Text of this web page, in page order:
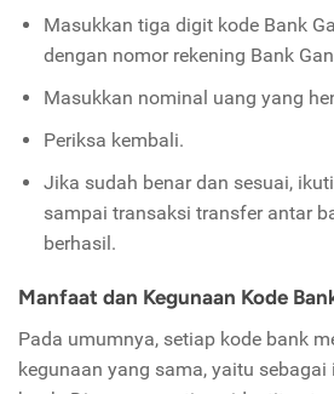
Masukkan tiga digit kode Bank
dengan nomor rekening Bank
Masukkan nominal uang yang
Periksa kembali.
Jika sudah benar dan sesuai,
sampai transaksi transfer antar
berhasil.
Manfaat dan Kegunaan Kode
Pada umumnya, setiap kode bank
kegunaan yang sama, yaitu sebagai